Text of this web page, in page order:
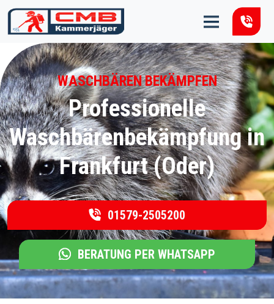
Zum Inhalt springen
WASCHBÄREN BEKÄMPFEN
Professionelle
Waschbärenbekämpfung in
Frankfurt (Oder)
01579-2505200
BERATUNG PER WHATSAPP